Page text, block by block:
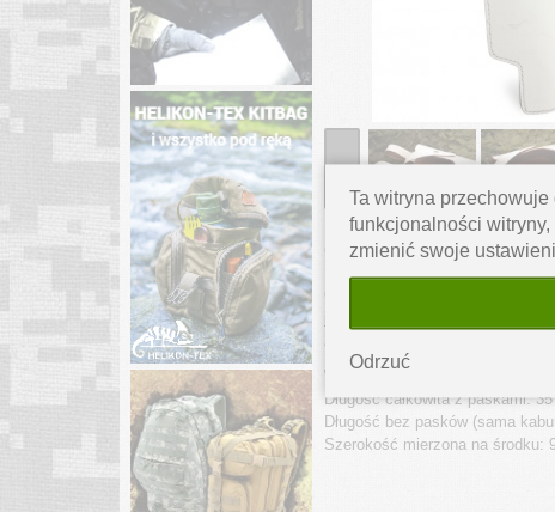
‹
OPIS PRODUKTU
Oryginalna, skórzana kabura
jest również kompatybilna z
Znakomita dla kolekcjonerów,
Wymiary produktu:
Długość całkowita z paskami:
Długość bez pasków (sama
Szerokość mierzona na środku:
Ta witryna
funkcjonalności
zmienić swoje
Odrzuć